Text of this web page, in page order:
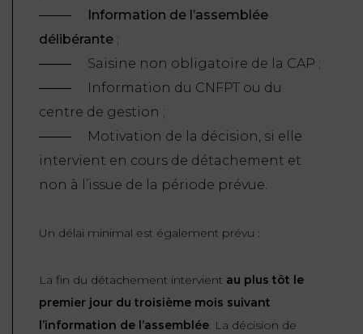
Information de l’assemblée
délibérante ;
Saisine non obligatoire de la CAP ;
Information du CNFPT ou du
centre de gestion ;
Motivation de la décision, si elle
intervient en cours de détachement et
non à l’issue de la période prévue.
Un délai minimal est également prévu :
La fin du détachement intervient au plus tôt le
premier jour du troisième mois suivant
l’information de l’assemblée. La décision de